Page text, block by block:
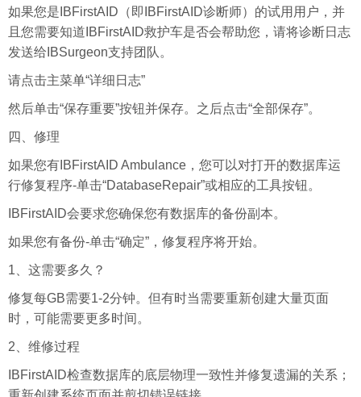
如果您是IBFirstAID（即IBFirstAID诊断师）的试用用户，并
且您需要知道IBFirstAID救护车是否会帮助您，请将诊断日志
发送给IBSurgeon支持团队。
请点击主菜单“详细日志”
然后单击“保存重要”按钮并保存。之后点击“全部保存”。
四、修理
如果您有IBFirstAID Ambulance，您可以对打开的数据库运
行修复程序-单击“DatabaseRepair”或相应的工具按钮。
IBFirstAID会要求您确保您有数据库的备份副本。
如果您有备份-单击“确定”，修复程序将开始。
1、这需要多久？
修复每GB需要1-2分钟。但有时当需要重新创建大量页面
时，可能需要更多时间。
2、维修过程
IBFirstAID检查数据库的底层物理一致性并修复遗漏的关系；